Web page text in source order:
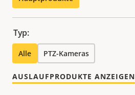
Typ:
Alle PTZ-Kameras
AUSLAUFPRODUKTE ANZEIGEN